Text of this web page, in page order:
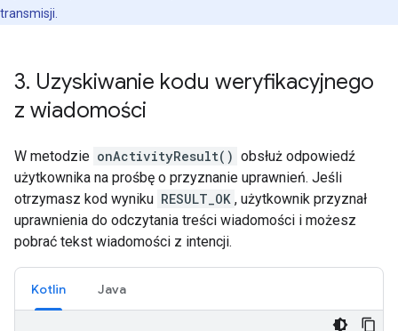
transmisji.
3. Uzyskiwanie kodu weryfikacyjnego
z wiadomości
W metodzie onActivityResult() obsłuż odpowiedź
użytkownika na prośbę o przyznanie uprawnień. Jeśli
otrzymasz kod wyniku RESULT_OK , użytkownik przyznał
uprawnienia do odczytania treści wiadomości i możesz
pobrać tekst wiadomości z intencji.
Kotlin Java